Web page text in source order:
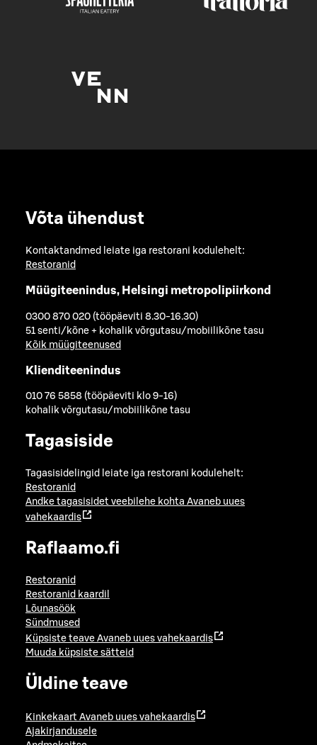
Võta ühendust
Kontaktandmed leiate iga restorani kodulehelt:
Restoranid
Müügiteenindus, Helsingi metropolipiirkond
0300 870 020 (tööpäeviti 8.30-16.30)
51 senti/kõne + kohalik võrgutasu/mobiilikõne tasu
Kõik müügiteenused
Klienditeenindus
010 76 5858 (tööpäeviti klo 9-16)
kohalik võrgutasu/mobiilikõne tasu
Tagasiside
Tagasisidelingid leiate iga restorani kodulehelt:
Restoranid
Andke tagasisidet veebilehe kohta Avaneb uues
vahekaardis
Raflaamo.fi
Restoranid
Restoranid kaardil
Lõunasöök
Sündmused
Küpsiste teave Avaneb uues vahekaardis
Muuda küpsiste sätteid
Üldine teave
Kinkekaart Avaneb uues vahekaardis
Ajakirjandusele